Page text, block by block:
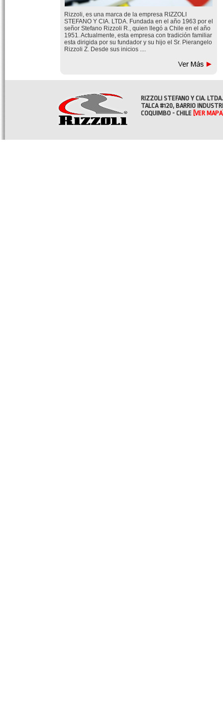
Rizzoli, es una marca de la empresa RIZZOLI
STEFANO Y CIA. LTDA. Fundada en el año 1963 por el
señor Stefano Rizzoli R., quien llegó a Chile en el año
1951. Actualmente, esta empresa con tradición familiar
esta dirigida por su fundador y su hijo el Sr. Pierangelo
Rizzoli Z. Desde sus inicios ....
RIZZOLI STEFANO Y CIA. LTDA.
TALCA #120, BARRIO
COQUIMBO - CHILE [VER